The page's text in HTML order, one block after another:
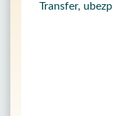
Transfer,